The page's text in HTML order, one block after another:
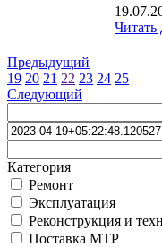
Читать
Предыдущий
19 20 21 22 23 24 25
Следующий
Категория
Ремонт
Эксплуатация
Реконструкция и
Поставка МТР